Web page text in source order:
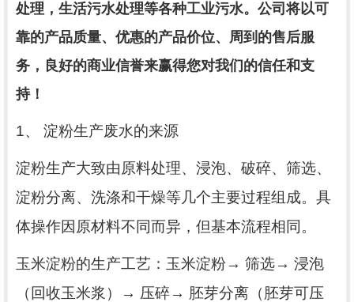
处理，生活污水处理等各种工业污水。公司将以可
靠的产品质量、优惠的产品价位、周到的售后服
务，良好的商业信誉来赢得您对我们的信任和支
持！
1、 淀粉生产废水的来源
淀粉生产大致由原料处理、浸泡、破碎、筛选、
淀粉分离、洗涤和干燥等几个主要过程组成。具
体操作因原材料不同而异，但基本流程相同。
玉米淀粉的生产工艺：玉米淀粉→ 筛选→ 浸泡
（回收玉米浆）→ 压碎→ 胚芽分离（胚芽可压